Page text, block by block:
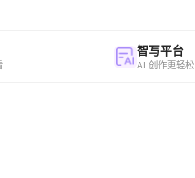
智写平台
AI 创作更轻松